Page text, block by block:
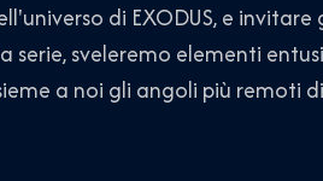
di EXODUS, e invitare
serie, sveleremo elementi
a noi gli angoli più remoti